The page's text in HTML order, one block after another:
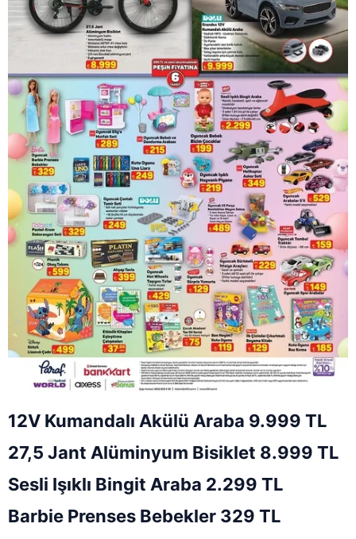
12V Kumandalı Akülü Araba 9.999 TL
27,5 Jant Alüminyum Bisiklet 8.999 TL
Sesli Işıklı Bingit Araba 2.299 TL
Barbie Prenses Bebekler 329 TL